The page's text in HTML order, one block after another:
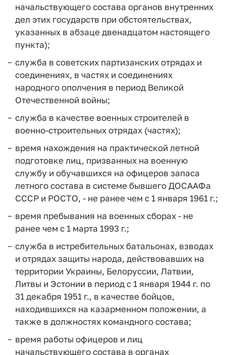
начальствующего состава органов внутренних
дел этих государств при обстоятельствах,
указанных в абзаце двенадцатом настоящего
пункта);
служба в советских партизанских отрядах и
соединениях, в частях и соединениях
народного ополчения в период Великой
Отечественной войны;
служба в качестве военных строителей в
военно-строительных отрядах (частях);
время нахождения на практической летной
подготовке лиц, призванных на военную
службу и обучавшихся на офицеров запаса
летного состава в системе бывшего ДОСААФа
СССР и РОСТО, - не ранее чем с 1 января 1961 г.;
время пребывания на военных сборах - не
ранее чем с 1 марта 1993 г.;
служба в истребительных батальонах, взводах
и отрядах защиты народа, действовавших на
территории Украины, Белоруссии, Латвии,
Литвы и Эстонии в период с 1 января 1944 г. по
31 декабря 1951 г., в качестве бойцов,
находившихся на казарменном положении, а
также в должностях командного состава;
время работы офицеров и лиц
начальствующего состава в органах